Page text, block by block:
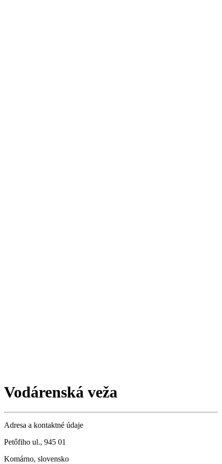
Vodárenská veža
Adresa a kontaktné údaje
Petőfiho ul., 945 01
Komárno, slovensko